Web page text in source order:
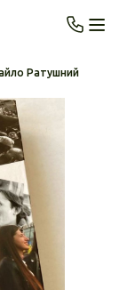
Ратушний